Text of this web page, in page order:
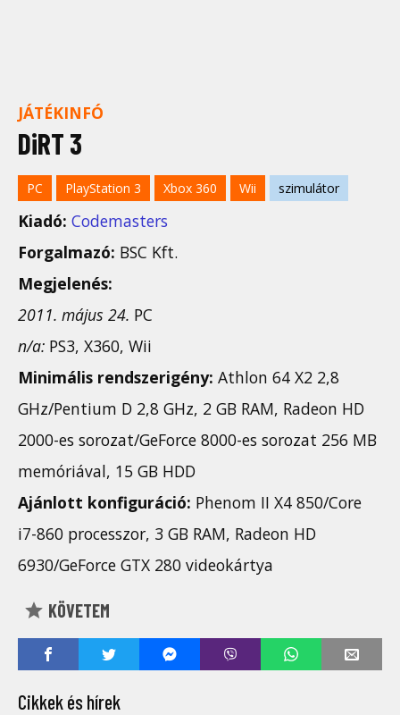
JÁTÉKINFÓ
DiRT 3
PC PlayStation 3 Xbox 360 Wii szimulátor
Kiadó: Codemasters
Forgalmazó: BSC Kft.
Megjelenés:
2011. május 24. PC
n/a: PS3, X360, Wii
Minimális rendszerigény: Athlon 64 X2 2,8
GHz/Pentium D 2,8 GHz, 2 GB RAM, Radeon HD
2000-es sorozat/GeForce 8000-es sorozat 256 MB
memóriával, 15 GB HDD
Ajánlott konfiguráció: Phenom II X4 850/Core
i7-860 processzor, 3 GB RAM, Radeon HD
6930/GeForce GTX 280 videokártya
KÖVETEM
Cikkek és hírek